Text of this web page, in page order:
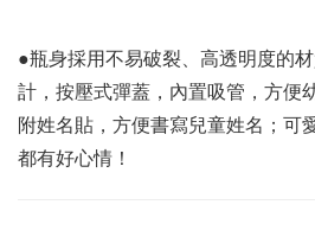
●瓶身採用不易破裂、高透明度的
計，按壓式彈蓋，內置吸管，方便
附姓名貼，方便書寫兒童姓名；可
都有好心情！